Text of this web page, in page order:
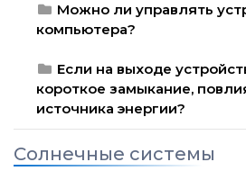
Можно ли управлять
компьютера?
Если на выходе
короткое замыкание,
источника энергии?
Солнечные системы